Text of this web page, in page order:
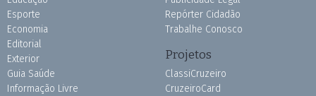
Esporte
Economia
Editorial
Exterior
Guia Saúde
Informação Livre
Repórter Cidadão
Trabalhe Conosco
Projetos
ClassiCruzeiro
CruzeiroCard